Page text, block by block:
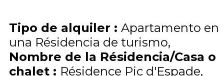
Tipo de alquiler : Apartamento en
una Résidencia de turismo
Nombre de la Résidencia/Casa o
chalet : Résidence Pic d'Espade